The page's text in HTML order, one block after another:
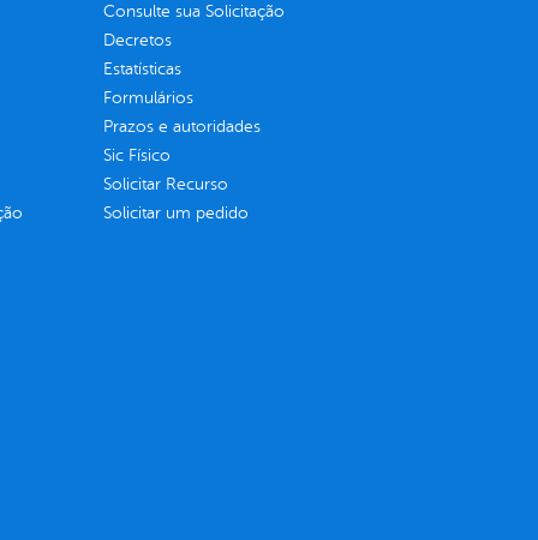
Consulte sua Solicitação
Decretos
Estatísticas
Formulários
Prazos e autoridades
Sic Físico
Solicitar Recurso
Solicitar um pedido